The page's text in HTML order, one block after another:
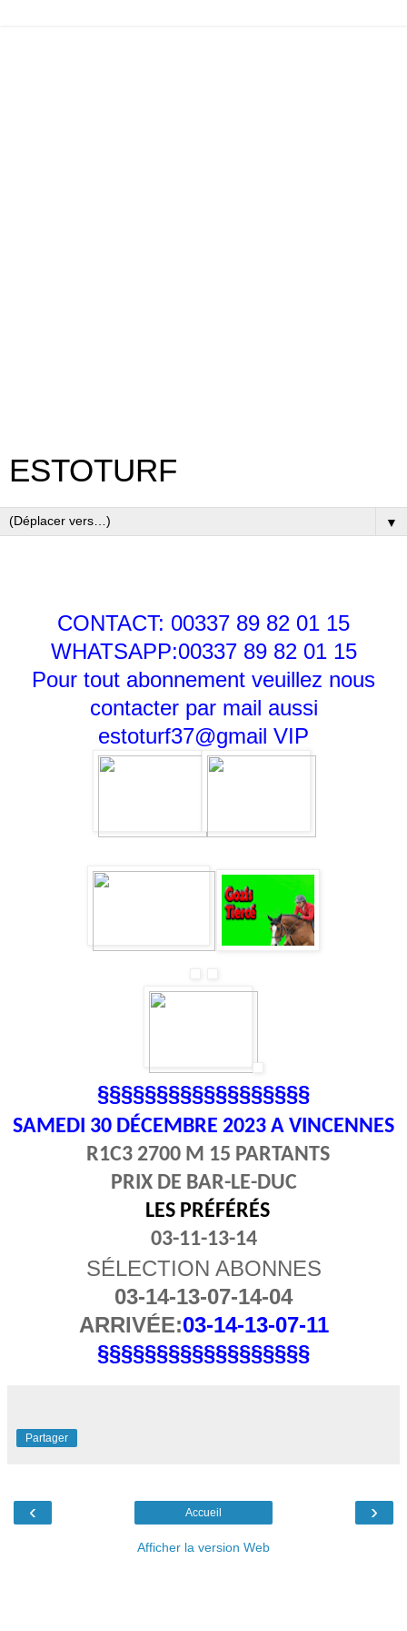
ESTOTURF
▼
CONTACT: 00337 89 82 01 15
WHATSAPP:00337 89 82 01 15
Pour tout abonnement veuillez nous
contacter par mail aussi
estoturf37@gmail VIP
§§§§§§§§§§§§§§§§§§
SAMEDI 30 DÉCEMBRE 2023 A VINCENNES
R1C3 2700 M 15 PARTANTS
PRIX DE BAR-LE-DUC
LES PRÉFÉRÉS
03-11-13-14
SÉLECTION ABONNES
03-14-13-07-14-04
ARRIVÉE:03-14-13-07-11
§§§§§§§§§§§§§§§§§§
Partager
‹ ›
Accueil
Afficher la version Web